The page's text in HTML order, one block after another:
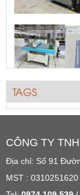
TAGS
CÔNG TY
Địa chỉ: Số 91
MST : 0310251620